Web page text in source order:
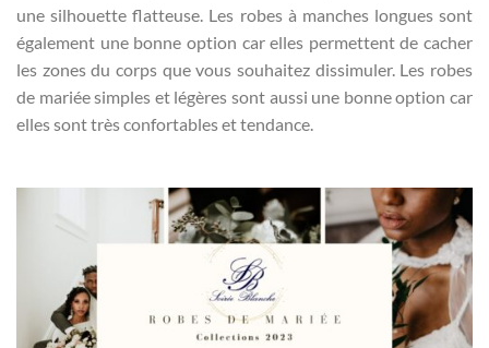
une silhouette flatteuse. Les robes à manches longues sont
également une bonne option car elles permettent de cacher
les zones du corps que vous souhaitez dissimuler. Les robes
de mariée simples et légères sont aussi une bonne option car
elles sont très confortables et tendance.